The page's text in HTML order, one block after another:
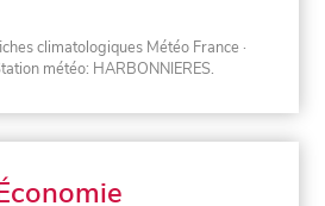
climatologiques Météo France ·
météo: HARBONNIERES.